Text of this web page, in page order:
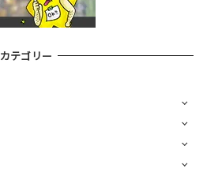
カテゴリー